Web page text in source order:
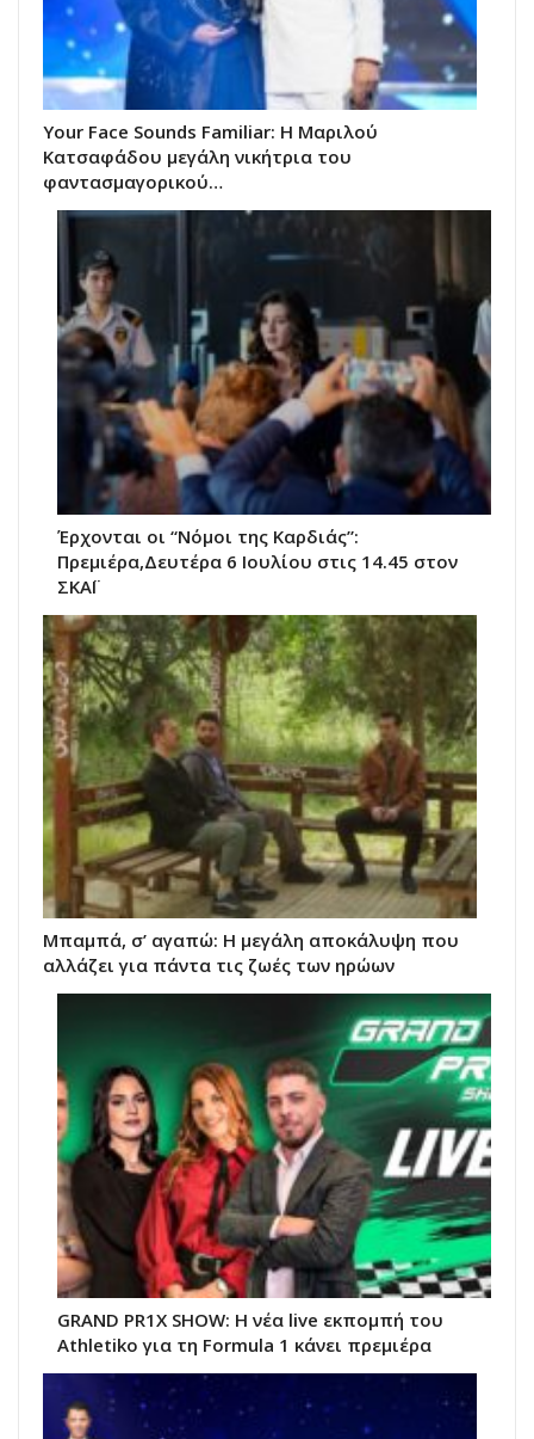
Your Face Sounds Familiar: Η Μαριλού
Κατσαφάδου μεγάλη νικήτρια του
φαντασμαγορικού…
Έρχονται οι “Νόμοι της Καρδιάς”:
Πρεμιέρα,Δευτέρα 6 Ιουλίου στις 14.45 στον
ΣΚΑΪ
Μπαμπά, σ’ αγαπώ: Η μεγάλη αποκάλυψη που
αλλάζει για πάντα τις ζωές των ηρώων
GRAND PR1X SHOW: Η νέα live εκπομπή του
Athletiko για τη Formula 1 κάνει πρεμιέρα